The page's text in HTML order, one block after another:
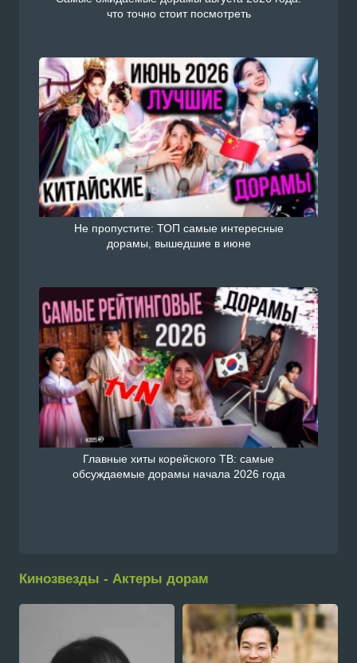
что точно стоит посмотреть
Не пропустите: ТОП самые интересные
дорамы, вышедшие в июне
Главные хиты корейского ТВ: самые
обсуждаемые дорамы начала 2026 года
Кинозвезды - Актеры дорам